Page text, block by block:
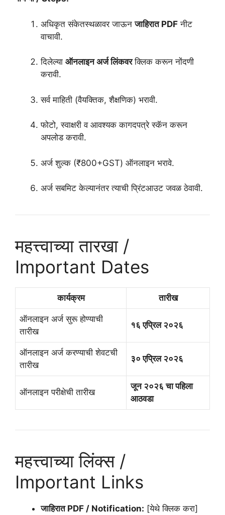
अधिकृत संकेतस्थळावर जाऊनजाहिरात PDF नीट
वाचावी.
दिलेल्या ऑनलाइन अर्ज लिंकवरक्लिक करून नोंदणी
करावी.
सर्व माहिती (वैयक्तिक, शैक्षणिक) भरावी.
फोटो, स्वाक्षरी व आवश्यक कागदपत्रे स्कॅन करून
अपलोड करावी.
अर्ज शुल्क (₹800+GST) ऑनलाइन भरावे.
अर्ज सबमिट केल्यानंतर त्याची प्रिंटआउट जवळ ठेवावी.
महत्त्वाच्या तारखा /
Important Dates
कार्यक्रम तारीख
ऑनलाइन अर्ज सुरू होण्याची
तारीख
१६ एप्रिल २०२६
ऑनलाइन अर्ज करण्याची शेवटची
तारीख
३० एप्रिल २०२६
ऑनलाइन परीक्षेची तारीख
जून २०२६ चा पहिला
आठवडा
महत्त्वाच्या लिंक्स /
Important Links
जाहिरात PDF / Notification: [येथे क्लिक करा]